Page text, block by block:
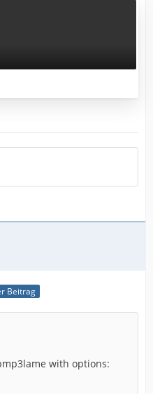
Beitrag
with options: